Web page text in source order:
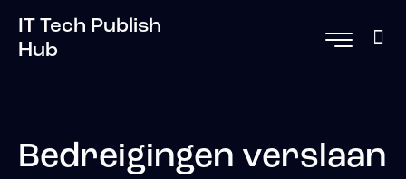
IT Tech Publish
Hub
Bedreigingen verslaan